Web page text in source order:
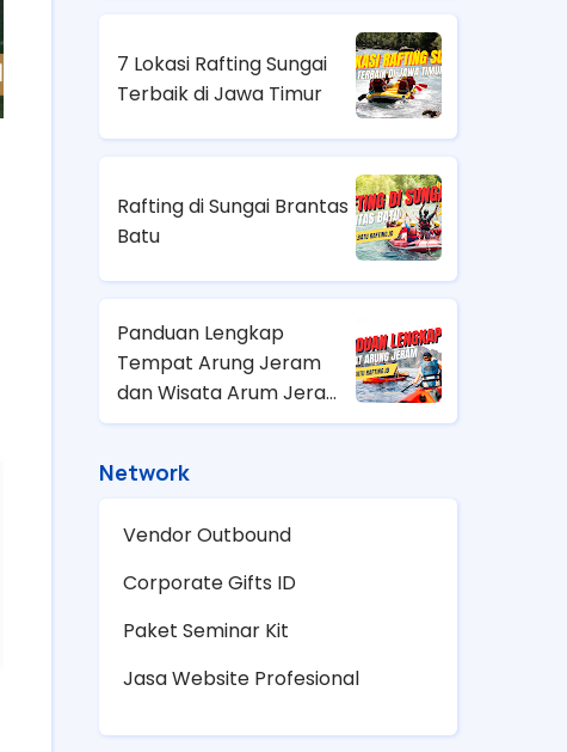
7 Lokasi Rafting Sungai
Terbaik di Jawa Timur
Rafting di Sungai Brantas
Batu
Panduan Lengkap
Tempat Arung Jeram
dan Wisata Arum Jeram
Terdekat di Indonesia
Network
Vendor Outbound
Corporate Gifts ID
Paket Seminar Kit
Jasa Website Profesional